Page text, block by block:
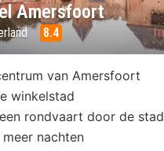
Amersfoort
8.4
van Amersfoort
winkelstad
rondvaart door de stad
nachten